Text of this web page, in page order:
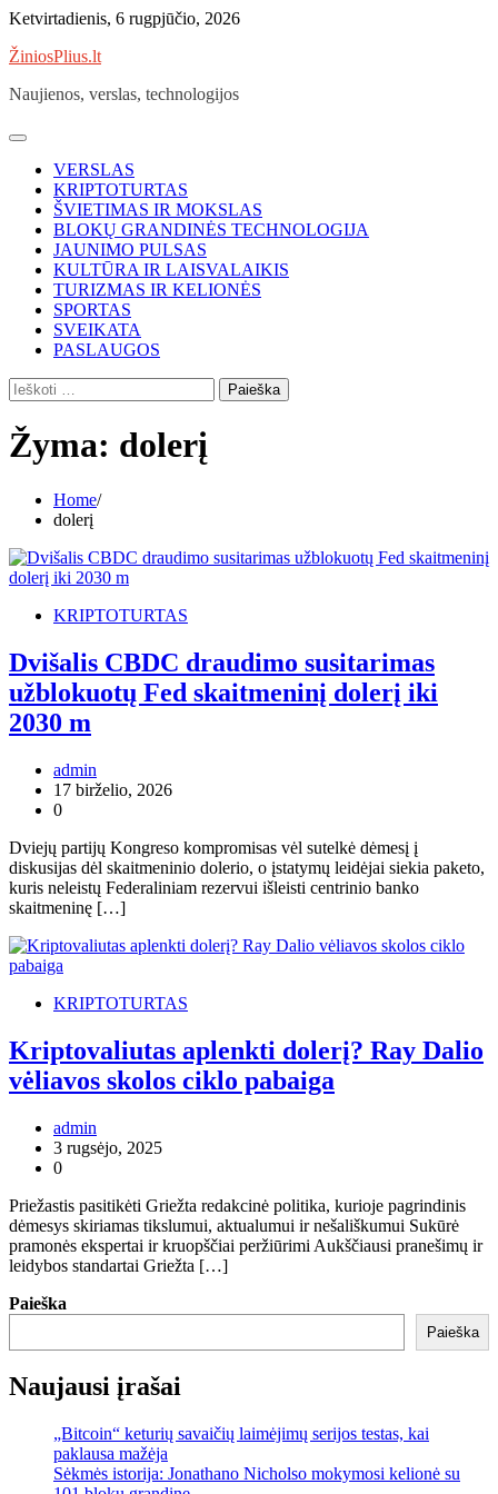
Skip
content
Ketvirtadienis, 6 rugpjūčio, 2026
ŽiniosPlius.lt
Naujienos, verslas, technologijos
VERSLAS
KRIPTOTURTAS
ŠVIETIMAS IR MOKSLAS
BLOKŲ GRANDINĖS TECHNOLOGIJA
JAUNIMO PULSAS
KULTŪRA IR LAISVALAIKIS
TURIZMAS IR KELIONĖS
SPORTAS
SVEIKATA
PASLAUGOS
Ieškoti:
Žyma: dolerį
Home
dolerį
KRIPTOTURTAS
Dvišalis CBDC draudimo susitarimas
užblokuotų Fed skaitmeninį dolerį iki
2030 m
admin
17 birželio, 2026
0
Dviejų partijų Kongreso kompromisas vėl sutelkė dėmesį į
diskusijas dėl skaitmeninio dolerio, o įstatymų leidėjai siekia paketo,
kuris neleistų Federaliniam rezervui išleisti centrinio banko
skaitmeninę […]
KRIPTOTURTAS
Kriptovaliutas aplenkti dolerį? Ray Dalio
vėliavos skolos ciklo pabaiga
admin
3 rugsėjo, 2025
0
Priežastis pasitikėti Griežta redakcinė politika, kurioje pagrindinis
dėmesys skiriamas tikslumui, aktualumui ir nešališkumui Sukūrė
pramonės ekspertai ir kruopščiai peržiūrimi Aukščiausi pranešimų ir
leidybos standartai Griežta […]
Paieška
Paieška
Naujausi įrašai
„Bitcoin“ keturių savaičių laimėjimų serijos testas, kai
paklausa mažėja
Sėkmės istorija: Jonathano Nicholso mokymosi kelionė su